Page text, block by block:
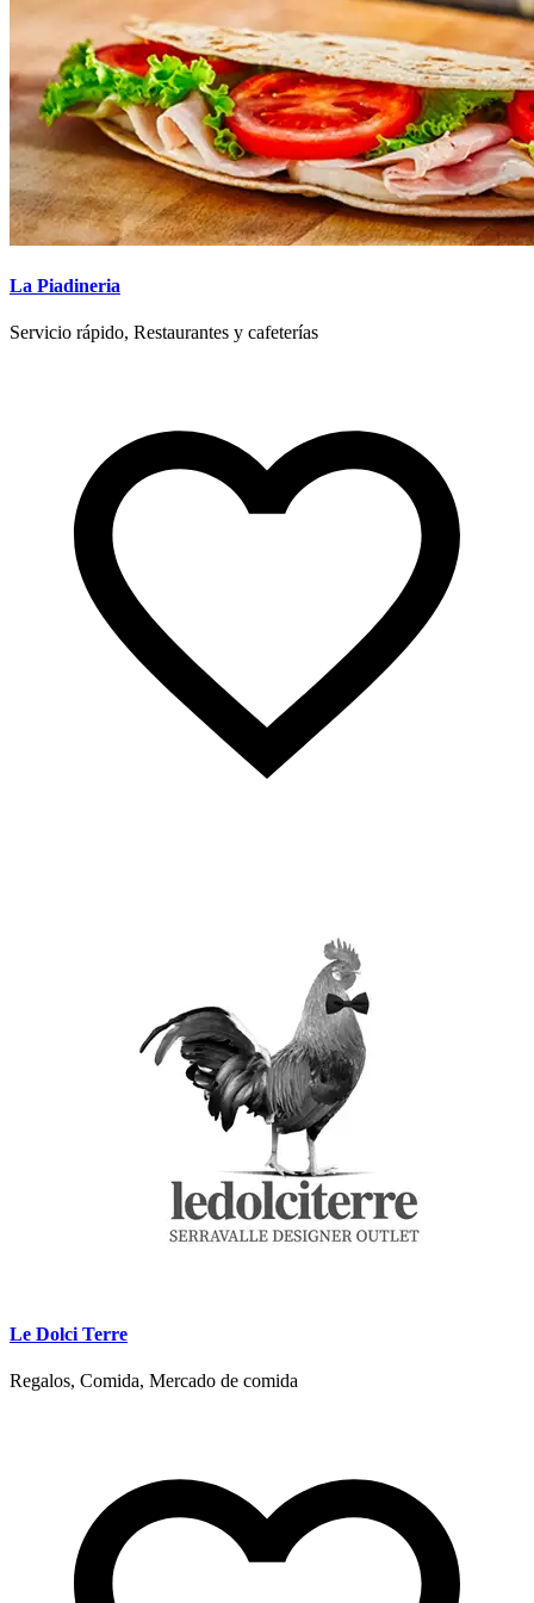
La Piadineria
Servicio rápido, Restaurantes y cafeterías
Le Dolci Terre
Regalos, Comida, Mercado de comida